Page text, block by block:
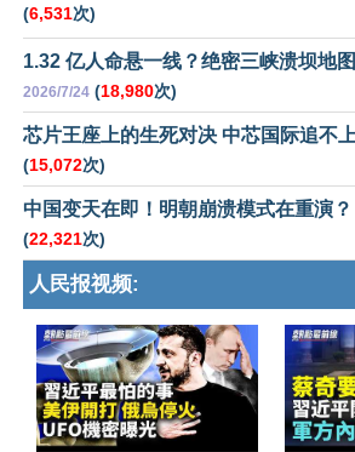
(6,531次)
1.32 亿人命悬一线？绝密三峡溃坝地图
2026/7/24 (18,980次)
芯片王座上的生死对决 中芯国际追不
(15,072次)
中国变天在即！明朝崩溃模式在重演？
(22,321次)
人民报视频: